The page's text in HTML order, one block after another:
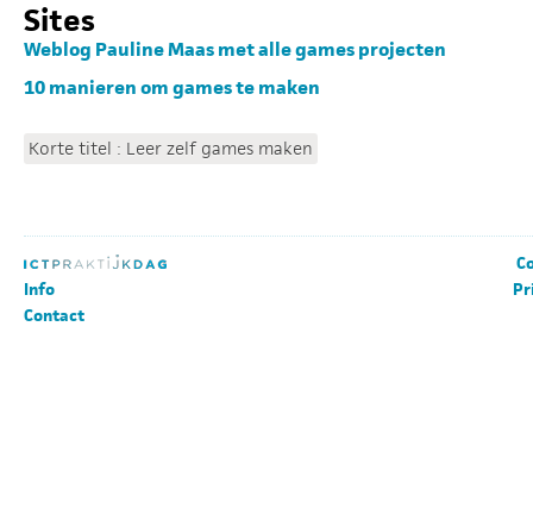
Sites
Weblog Pauline Maas met alle games projecten
10 manieren om games te maken
Korte titel : Leer zelf games maken
Info
Contact